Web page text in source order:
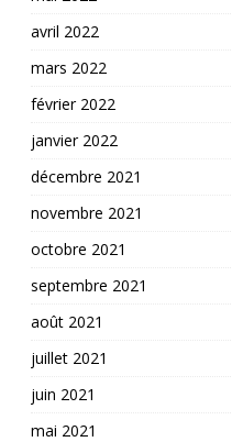
avril 2022
mars 2022
février 2022
janvier 2022
décembre 2021
novembre 2021
octobre 2021
septembre 2021
août 2021
juillet 2021
juin 2021
mai 2021